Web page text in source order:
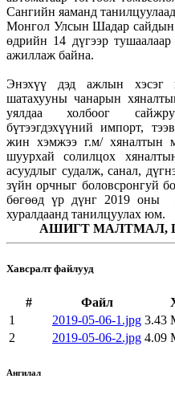
Сангийн яаманд
Монгол Улсын Шадар
өдрийн 14 дүгээр
ажиллаж байна.
Энэхүү дэд ажлын
шатахууны чанарын
уялдаа холбоог
бүтээгдэхүүний импорт,
жин хэмжээ г.м/ хяналтын
шуурхай солилцох
асуудлыг судалж, санал,
зүйн орчныг боловсронгуй
бөгөөд үр дүнг 2019 оны
хуралдаанд танилцуулах юм.
АШИГТ МАЛТМАЛ,
Хавсралт файлууд
# Файл
1
2019-05-06-1.jpg 3.43
2
2019-05-06-2.jpg 4.09
Ангилал